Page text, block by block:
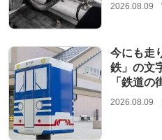
2026.08.09
今にも走
鉄」の文
「鉄道の
2026.08.09